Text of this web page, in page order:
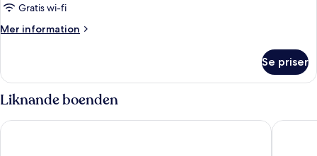
View
Superior
Room,
Bed,
Non
Smoking,
Sea
Gratis wi-fi
Mer information
Mer
Room,
1
Queen
Bed,
Non
Se priser
Liknande boenden
Home Hotel Post Best